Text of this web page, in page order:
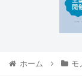
ホーム モ